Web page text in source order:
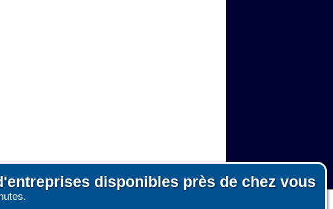
disponibles près de chez vous
la navigation, le fonctionnement du site et les mesures d'audience pour l'éditeur.